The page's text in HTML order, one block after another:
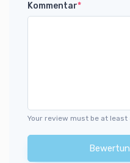
Kommentar*
Your review must be at